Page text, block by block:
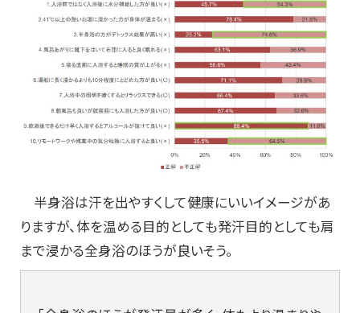
半身浴は汗を出やすくして健康にいいイメージがあ
りますが、体を温める目的としても発汗目的としても肩
まで浸かる全身浴のほうが良いそう。